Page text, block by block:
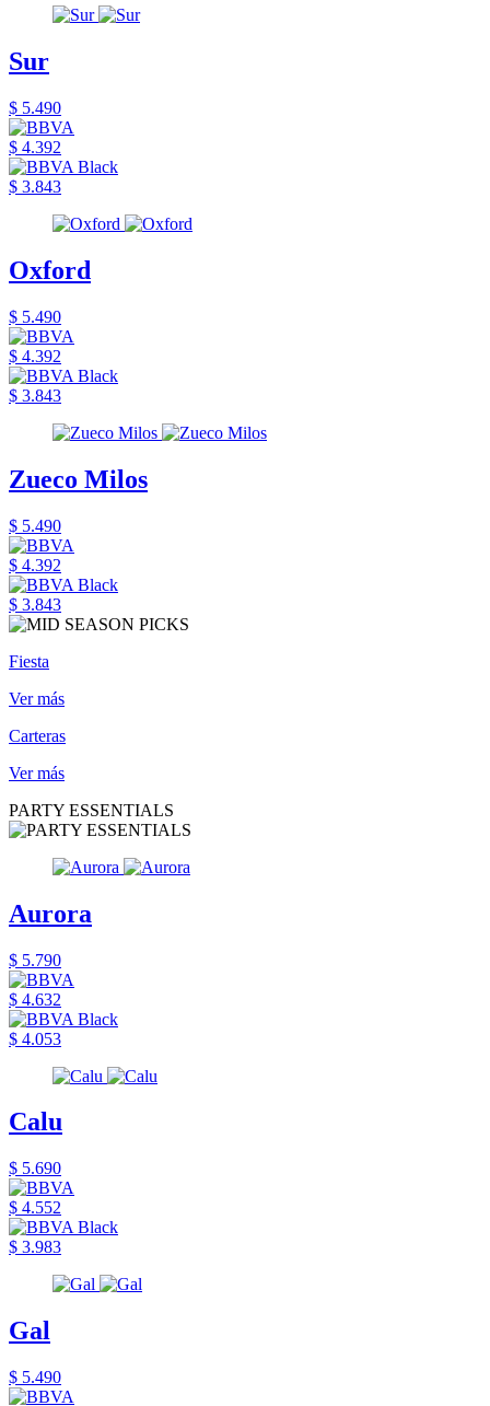
Sur
$ 5.490
$ 4.392
$ 3.843
Oxford
$ 5.490
$ 4.392
$ 3.843
Zueco Milos
$ 5.490
$ 4.392
$ 3.843
Fiesta
Ver más
Carteras
Ver más
PARTY ESSENTIALS
Aurora
$ 5.790
$ 4.632
$ 4.053
Calu
$ 5.690
$ 4.552
$ 3.983
Gal
$ 5.490